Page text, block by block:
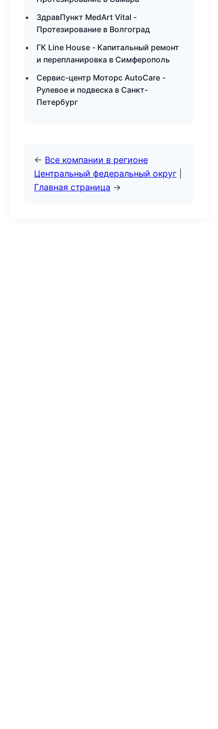
ЗдравПункт MedArt Vital -
Протезирование в Волгоград
ГК Line House - Капитальный ремонт
и перепланировка в Симферополь
Сервис-центр Моторс AutoCare -
Рулевое и подвеска в Санкт-
Петербург
← Все компании в регионе
Центральный федеральный округ
Главная страница →